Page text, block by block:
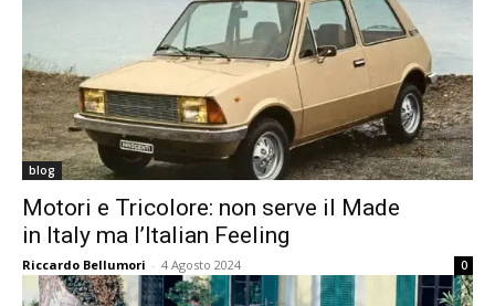
blog
Motori e Tricolore: non serve il Made
in Italy ma l’Italian Feeling
Riccardo Bellumori - 4 Agosto 2024 0